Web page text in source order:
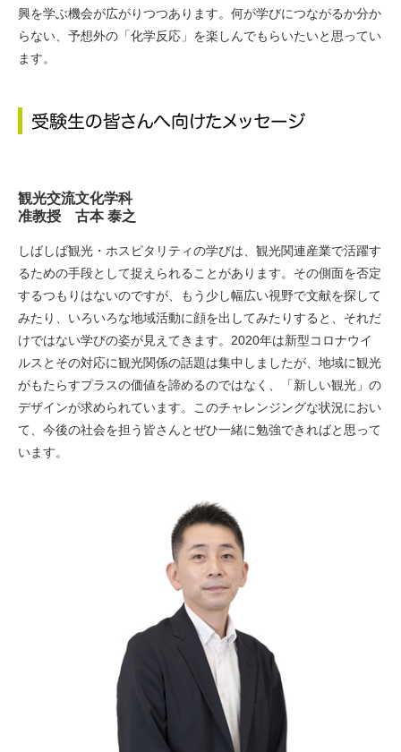
興を学ぶ機会が広がりつつあります。何が学びにつながるか分か
らない、予想外の「化学反応」を楽しんでもらいたいと思ってい
ます。
観光交流文化学科
准教授 古本 泰之
しばしば観光・ホスピタリティの学びは、観光関連産業で活躍す
るための手段として捉えられることがあります。その側面を否定
するつもりはないのですが、もう少し幅広い視野で文献を探して
みたり、いろいろな地域活動に顔を出してみたりすると、それだ
けではない学びの姿が見えてきます。2020年は新型コロナウイ
ルスとその対応に観光関係の話題は集中しましたが、地域に観光
がもたらすプラスの価値を諦めるのではなく、「新しい観光」の
デザインが求められています。このチャレンジングな状況におい
て、今後の社会を担う皆さんとぜひ一緒に勉強できればと思って
います。